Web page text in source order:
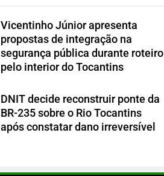
Vicentinho Júnior apresenta
propostas de integração na
segurança pública durante roteiro
pelo interior do Tocantins
DNIT decide reconstruir ponte da
BR-235 sobre o Rio Tocantins
após constatar dano irreversível